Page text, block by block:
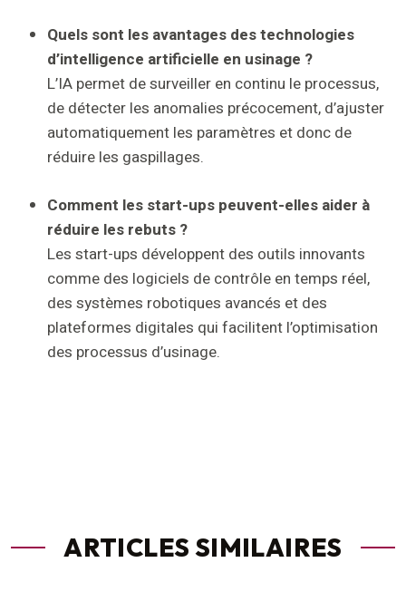
Quels sont les avantages des technologies
d’intelligence artificielle en usinage ?
L’IA permet de surveiller en continu le processus,
de détecter les anomalies précocement, d’ajuster
automatiquement les paramètres et donc de
réduire les gaspillages.
Comment les start-ups peuvent-elles aider à
réduire les rebuts ?
Les start-ups développent des outils innovants
comme des logiciels de contrôle en temps réel,
des systèmes robotiques avancés et des
plateformes digitales qui facilitent l’optimisation
des processus d’usinage.
ARTICLES SIMILAIRES